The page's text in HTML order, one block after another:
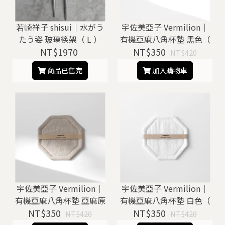
若崎祥子 shisui｜水がう
たう姿 玻璃筷架（ L ）
NT$1970
商品已售完
宇佐美亞子 Vermilion｜
有機亞麻八角杯墊 黑色（
新款 ）
NT$350 NT$420
加入購物車
宇佐美亞子 Vermilion｜
有機亞麻八角杯墊 亞麻原
色（ 新款 ）
NT$350 NT$420
宇佐美亞子 Vermilion｜
有機亞麻八角杯墊 白色（
新款 ）
NT$350 NT$420